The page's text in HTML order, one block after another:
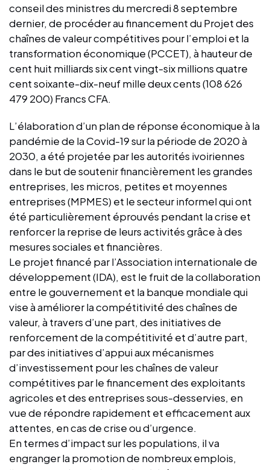
conseil des ministres du mercredi 8 septembre
dernier, de procéder au financement du Projet des
chaînes de valeur compétitives pour l’emploi et la
transformation économique (PCCET), à hauteur de
cent huit milliards six cent vingt-six millions quatre
cent soixante-dix-neuf mille deux cents (108 626
479 200) Francs CFA.
L’élaboration d’un plan de réponse économique à la
pandémie de la Covid-19 sur la période de 2020 à
2030, a été projetée par les autorités ivoiriennes
dans le but de soutenir financièrement les grandes
entreprises, les micros, petites et moyennes
entreprises (MPMES) et le secteur informel qui ont
été particulièrement éprouvés pendant la crise et
renforcer la reprise de leurs activités grâce à des
mesures sociales et financières.
Le projet financé par l’Association internationale de
développement (IDA), est le fruit de la collaboration
entre le gouvernement et la banque mondiale qui
vise à améliorer la compétitivité des chaînes de
valeur, à travers d’une part, des initiatives de
renforcement de la compétitivité et d’autre part,
par des initiatives d’appui aux mécanismes
d’investissement pour les chaînes de valeur
compétitives par le financement des exploitants
agricoles et des entreprises sous-desservies, en
vue de répondre rapidement et efficacement aux
attentes, en cas de crise ou d’urgence.
En termes d’impact sur les populations, il va
engranger la promotion de nombreux emplois,